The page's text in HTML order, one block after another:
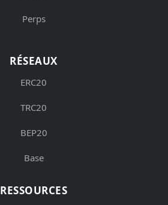
Perps
RÉSEAUX
ERC20
TRC20
BEP20
Base
RESSOURCES